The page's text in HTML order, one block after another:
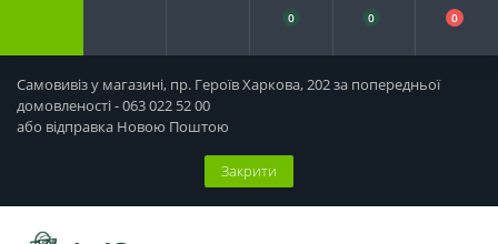
Самовивіз у магазині, пр. Героїв Харкова, 202 за попередньої
домовленості - 063 022 52 00
або відправка Новою Поштою
Закрити
0 0 0